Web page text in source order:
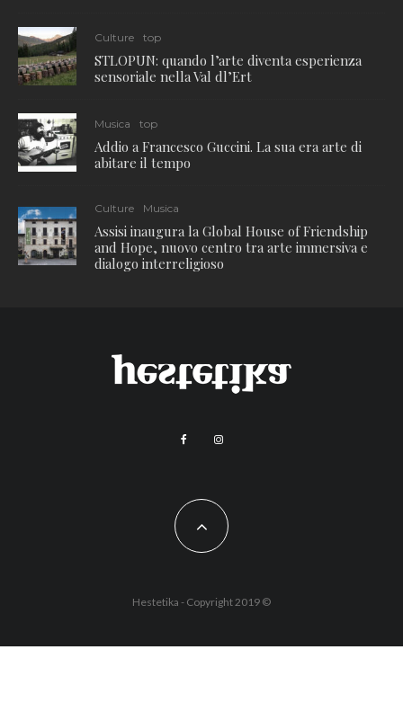
Culture top
STLOPUN: quando l’arte diventa esperienza
sensoriale nella Val dl’Ert
Musica top
Addio a Francesco Guccini. La sua era arte di
abitare il tempo
Culture Musica
Assisi inaugura la Global House of Friendship
and Hope, nuovo centro tra arte immersiva e
dialogo interreligioso
Hestetika - Copyright 2019 ©